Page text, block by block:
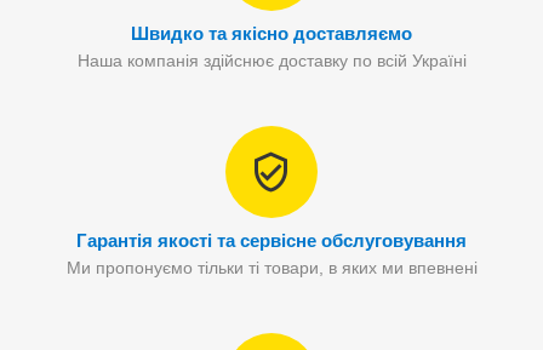
Швидко та якісно доставляємо
Наша компанія здійснює доставку по всій Україні
Гарантія якості та сервісне обслуговування
Ми пропонуємо тільки ті товари, в яких ми впевнені